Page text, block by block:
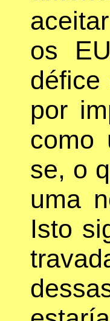
os
défice
por
como
se, o
uma
Isto